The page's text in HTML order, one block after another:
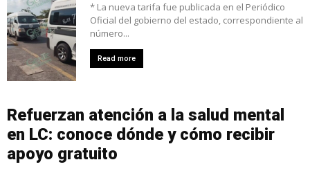
* La nueva tarifa fue publicada en el Periódico
Oficial del gobierno del estado, correspondiente al
número...
Read more
Refuerzan atención a la salud mental
en LC: conoce dónde y cómo recibir
apoyo gratuito